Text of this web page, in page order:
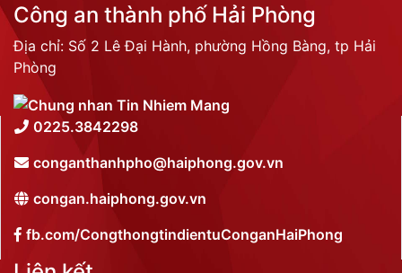
Công an thành phố Hải Phòng
Địa chỉ: Số 2 Lê Đại Hành, phường Hồng Bàng, tp Hải
Phòng
0225.3842298
conganthanhpho@haiphong.gov.vn
congan.haiphong.gov.vn
fb.com/CongthongtindientuConganHaiPhong